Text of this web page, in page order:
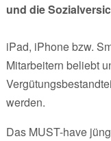
und die
iPad, iPhone bzw.
Mitarbeitern beliebt
werden.
Das MUST-have